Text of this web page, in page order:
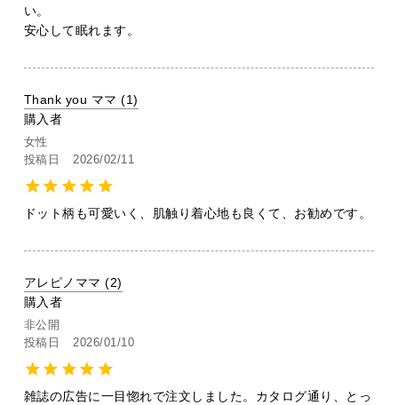
い。
安心して眠れます。
Thank you ママ
1
購入者
女性
投稿日
2026/02/11
ドット柄も可愛いく、肌触り着心地も良くて、お勧めです。
アレピノママ
2
購入者
非公開
投稿日
2026/01/10
雑誌の広告に一目惚れで注文しました。カタログ通り、とっ